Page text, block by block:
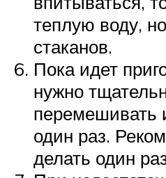
теплую воду,
стаканов.
Пока идет
нужно
перемешивать
один раз.
делать один